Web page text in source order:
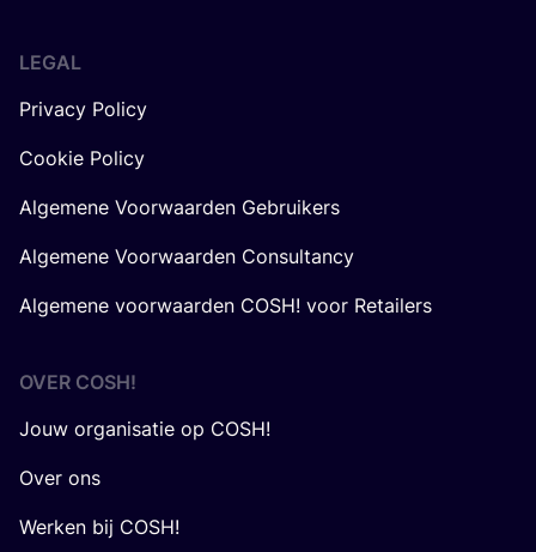
LEGAL
Privacy Policy
Cookie Policy
Algemene Voorwaarden Gebruikers
Algemene Voorwaarden Consultancy
Algemene voorwaarden COSH! voor Retailers
OVER COSH!
Jouw organisatie op COSH!
Over ons
Werken bij COSH!